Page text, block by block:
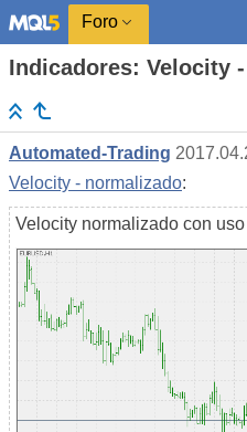
Foro
Indicadores: Velocity
Automated-Trading
Velocity - normalizado:
Velocity normalizado con uso